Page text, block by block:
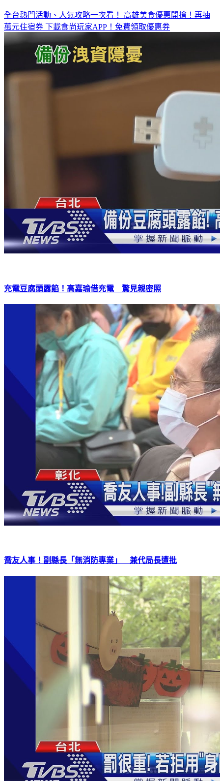
全台熱門活動、人氣攻略一次看！ 高雄美食優惠開搶！再抽
萬元住宿券 下載食尚玩家APP！免費領取優惠券
充電豆腐頭露餡！高嘉瑜借充電 驚見親密照
喬友人事！副縣長「無消防專業」 兼代局長遭批